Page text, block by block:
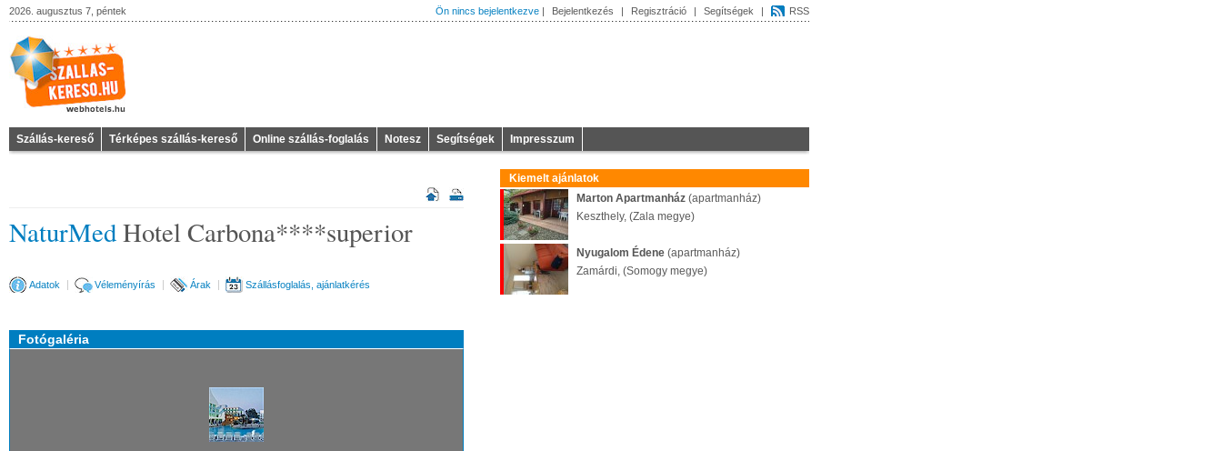
2026. augusztus 7, péntek Ön nincs bejelentkezve | Bejelentkezés | Regisztráció | Segítségek | RSS
Szállás-kereső Térképes szállás-kereső Online szállás-foglalás Notesz Segítségek Impresszum
NaturMedHotel Carbona****superior
Adatok Véleményírás Árak Szállásfoglalás, ajánlatkérés
Fotógaléria
Kiemelt ajánlatok
Marton Apartmanház (apartmanház)
Keszthely, (Zala megye)
Nyugalom Édene (apartmanház)
Zamárdi, (Somogy megye)